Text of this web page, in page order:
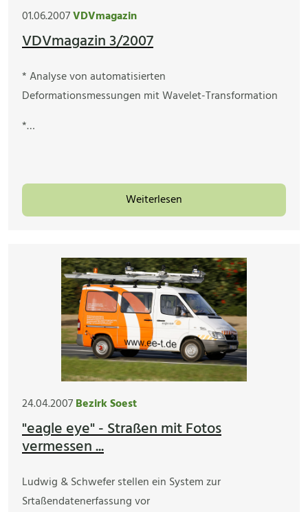
01.06.2007VDVmagazin
VDVmagazin 3/2007
* Analyse von automatisierten
Deformationsmessungen mit Wavelet-Transformation
*…
Weiterlesen
24.04.2007Bezirk Soest
"eagle eye" - Straßen mit Fotos
vermessen ...
Ludwig & Schwefer stellen ein System zur
Srtaßendatenerfassung vor